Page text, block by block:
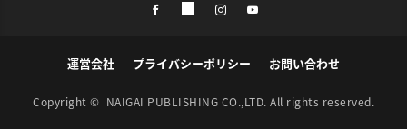
運営会社 プライバシーポリシー お問い合わせ
Copyright © NAIGAI PUBLISHING CO.,LTD. All rights reserved.